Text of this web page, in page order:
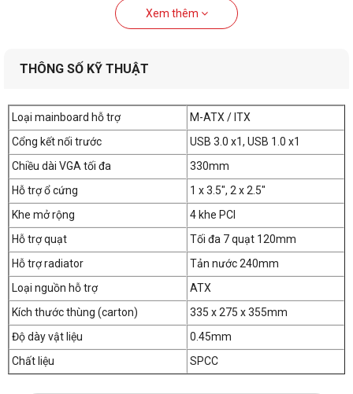
Xem thêm
THÔNG SỐ KỸ THUẬT
Loại mainboard hỗ trợ
M-ATX / ITX
Cổng kết nối trước
USB 3.0 x1, USB 1.0 x1
Chiều dài VGA tối đa
330mm
Hỗ trợ ổ cứng
1 x 3.5", 2 x 2.5"
Khe mở rộng
4 khe PCI
Hỗ trợ quạt
Tối đa 7 quạt 120mm
Hỗ trợ radiator
Tản nước 240mm
Loại nguồn hỗ trợ
ATX
Kích thước thùng (carton)
335 x 275 x 355mm
Độ dày vật liệu
0.45mm
Chất liệu
SPCC